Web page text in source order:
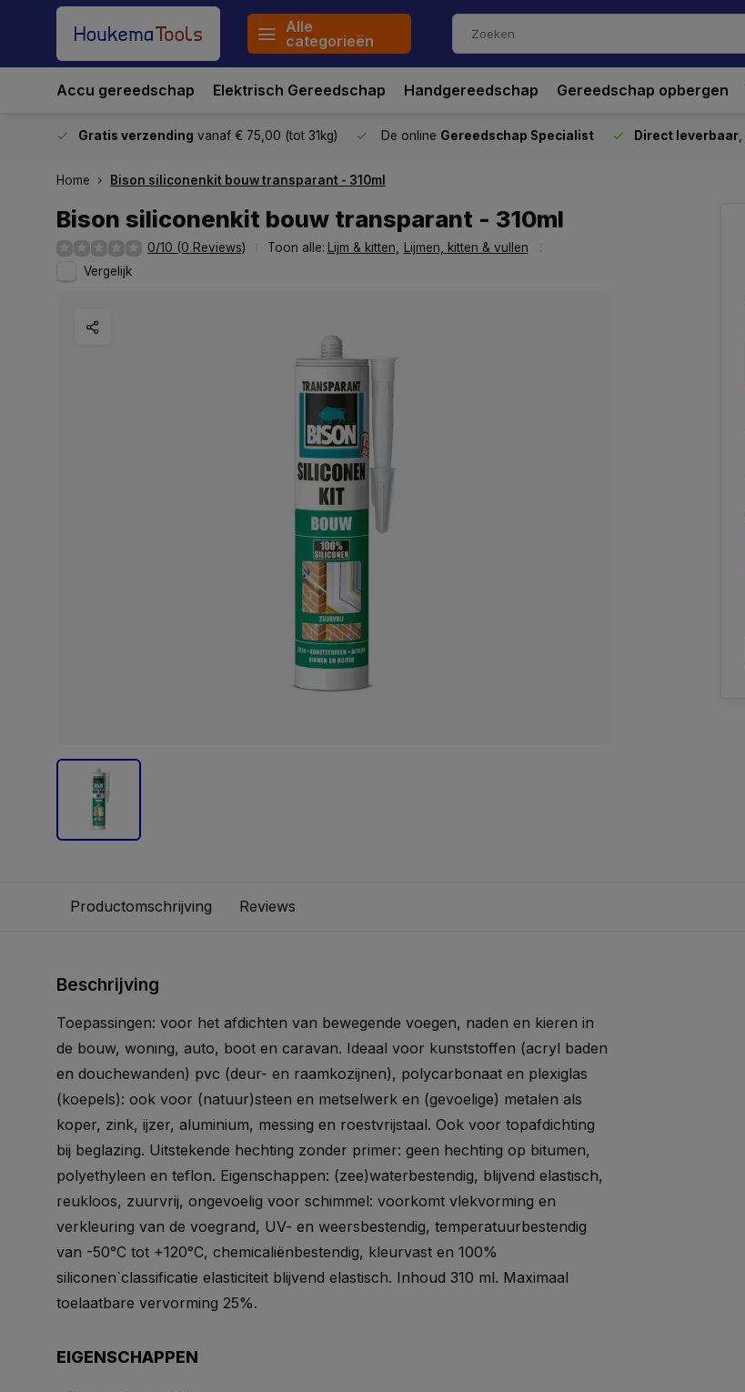
Alle
categorieën
Accu gereedschap Elektrisch Gereedschap Handgereedschap Gereedschap opbergen
Gratis verzending vanaf € 75,00 (tot 31kg) De online Gereedschap Specialist Direct leverbaar
Home Bison siliconenkit bouw transparant - 310ml
Bison siliconenkit bouw transparant - 310ml
0/10 (0 Reviews) Toon alle: Lijm & kitten
Lijmen, kitten & vullen
Vergelijk
Productomschrijving Reviews
Beschrijving
Toepassingen: voor het afdichten van bewegende voegen, naden en kieren in
de bouw, woning, auto, boot en caravan. Ideaal voor kunststoffen (acryl baden
en douchewanden) pvc (deur- en raamkozijnen), polycarbonaat en plexiglas
(koepels): ook voor (natuur)steen en metselwerk en (gevoelige) metalen als
koper, zink, ijzer, aluminium, messing en roestvrijstaal. Ook voor topafdichting
bij beglazing. Uitstekende hechting zonder primer: geen hechting op bitumen,
polyethyleen en teflon. Eigenschappen: (zee)waterbestendig, blijvend elastisch,
reukloos, zuurvrij, ongevoelig voor schimmel: voorkomt vlekvorming en
verkleuring van de voegrand, UV- en weersbestendig, temperatuurbestendig
van -50°C tot +120°C, chemicaliënbestendig, kleurvast en 100%
siliconen`classificatie elasticiteit blijvend elastisch. Inhoud 310 ml. Maximaal
toelaatbare vervorming 25%.
EIGENSCHAPPEN